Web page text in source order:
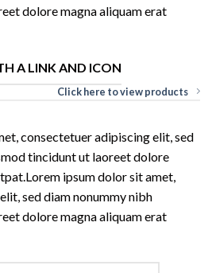
dolore magna aliquam erat
A LINK AND ICON
Click here to view products
consectetuer adipiscing elit, sed
tincidunt ut laoreet dolore
ipsum dolor sit amet,
sed diam nonummy nibh
dolore magna aliquam erat